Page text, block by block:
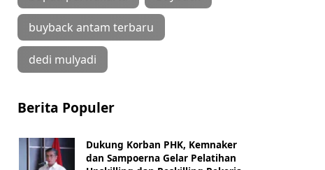
buyback antam terbaru
dedi mulyadi
Berita Populer
Dukung Korban PHK, Kemnaker
dan Sampoerna Gelar Pelatihan